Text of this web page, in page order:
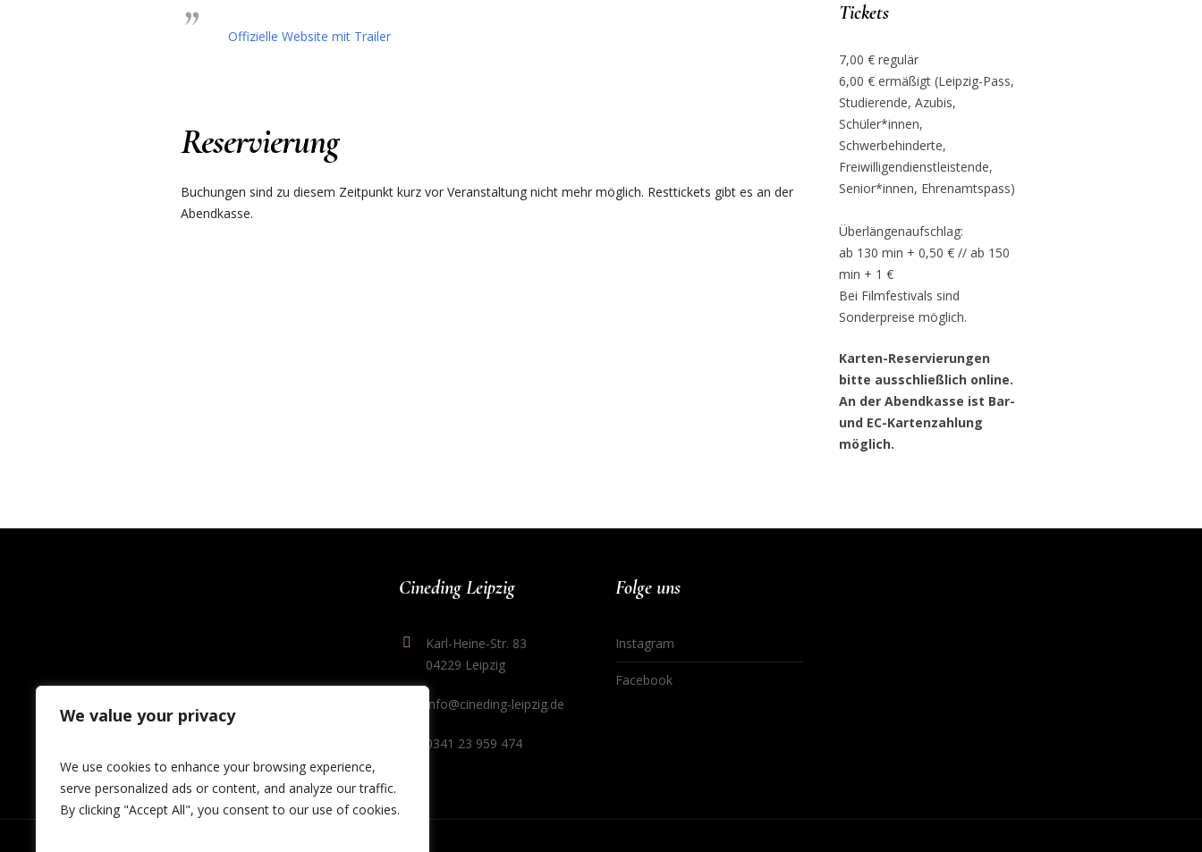
We value your privacy
We use cookies to enhance your browsing experience,
serve personalized ads or content, and analyze our traffic.
By clicking "Accept All", you consent to our use of cookies.
Offizielle Website mit Trailer
Reservierung
Buchungen sind zu diesem Zeitpunkt kurz vor Veranstaltung nicht mehr möglich. Resttickets gibt es an der
Abendkasse.
Tickets
7,00 € regulär
6,00 € ermäßigt (Leipzig-Pass,
Studierende, Azubis,
Schüler*innen,
Schwerbehinderte,
Freiwilligendienstleistende,
Senior*innen, Ehrenamtspass)
Überlängenaufschlag:
ab 130 min + 0,50 € // ab 150
min + 1 €
Bei Filmfestivals sind
Sonderpreise möglich.
Karten-Reservierungen
bitte ausschließlich online.
An der Abendkasse ist Bar-
und EC-Kartenzahlung
möglich.
Cineding Leipzig
Karl-Heine-Str. 83
04229 Leipzig
info@cineding-leipzig.de
0341 23 959 474
Folge uns
Instagram
Facebook